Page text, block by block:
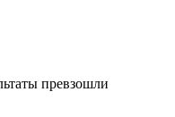
превзошли